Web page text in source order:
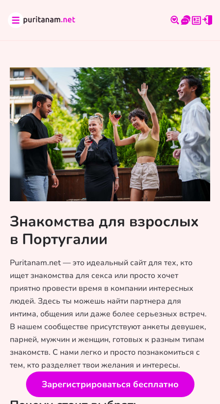
Знакомства для взрослых
в Португалии
Puritanam.net — это идеальный сайт для тех, кто
ищет знакомства для секса или просто хочет
приятно провести время в компании интересных
людей. Здесь ты можешь найти партнера для
интима, общения или даже более серьезных встреч.
В нашем сообществе присутствуют анкеты девушек,
парней, мужчин и женщин, готовых к разным типам
знакомств. С нами легко и просто познакомиться с
тем, кто разделяет твои желания и интересы.
Зарегистрироваться бесплатно